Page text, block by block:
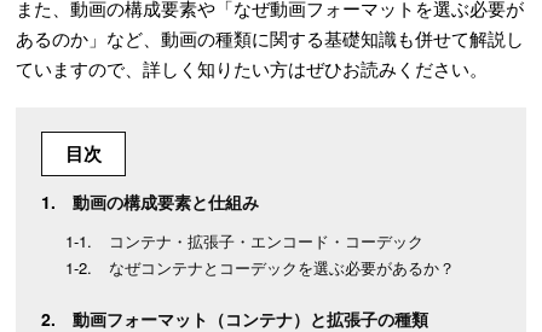
また、動画の構成要素や「なぜ動画フォーマットを選ぶ必要が
あるのか」など、動画の種類に関する基礎知識も併せて解説し
ていますので、詳しく知りたい方はぜひお読みください。
目次
動画の構成要素と仕組み
コンテナ・拡張子・エンコード・コーデック
なぜコンテナとコーデックを選ぶ必要があるか？
動画フォーマット（コンテナ）と拡張子の種類